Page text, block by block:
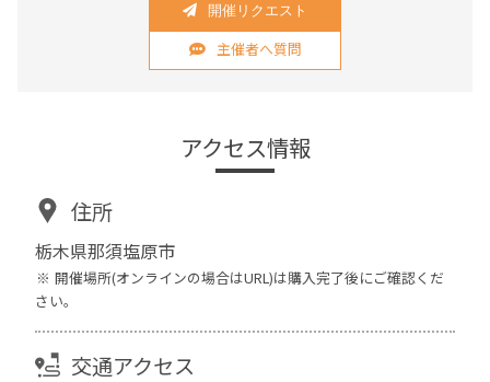
開催リクエスト
主催者へ質問
アクセス情報
住所
栃木県那須塩原市
開催場所(オンラインの場合はURL)は購入完了後にご確認くだ
さい。
交通アクセス